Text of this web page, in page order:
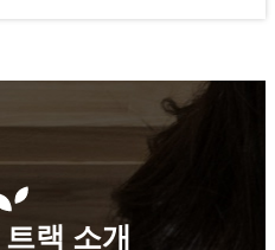
랙 소개